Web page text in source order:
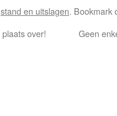
en uitslagen. Bookmark
over! Geen